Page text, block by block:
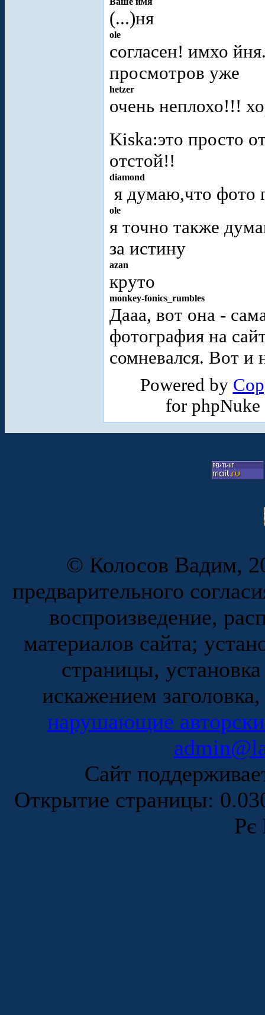
(...)ня
ole
согласен! имхо
просмотров уже
hetzer
очень неплохо!!!
Kiska:это просто
отстой!!
diamond
я думаю,что фото
ole
я точно также
за истину
azan
круто
monkey-fonics_rumbles
Дааа, вот она -
фотография на
сомневался. Вот и
Powered by
for
© Колосов Вадим,
предварительного
воспроизведение,
материалов сайта;
страницы,
искажением
нарушающие
Сайт
Открытие страницы:
Рє